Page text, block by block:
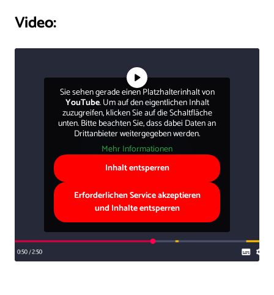
Video:
Sie sehen gerade einen Platzhalterinhalt von
YouTube. Um auf den eigentlichen Inhalt
zuzugreifen, klicken Sie auf die Schaltfläche
unten. Bitte beachten Sie, dass dabei Daten an
Drittanbieter weitergegeben werden.
Mehr Informationen
Inhalt entsperren
Erforderlichen Service akzeptieren
und Inhalte entsperren